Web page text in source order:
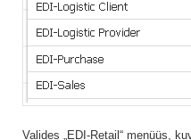
Valides „EDI-Retail“ menüüs,